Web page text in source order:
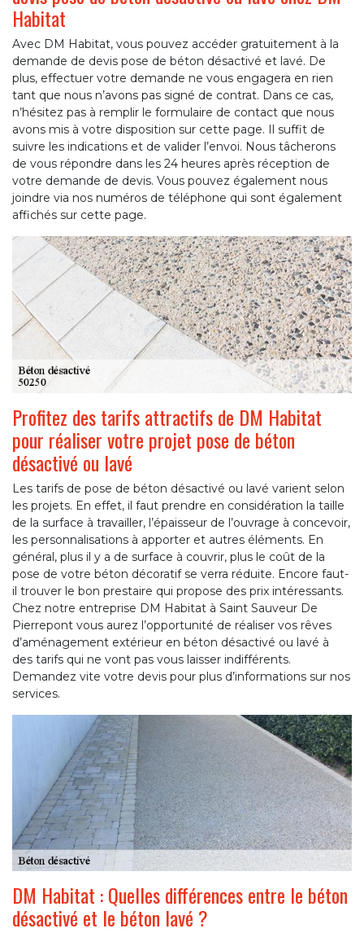
Habitat
Avec DM Habitat, vous pouvez accéder gratuitement à la
demande de devis pose de béton désactivé et lavé. De
plus, effectuer votre demande ne vous engagera en rien
tant que nous n’avons pas signé de contrat. Dans ce cas,
n’hésitez pas à remplir le formulaire de contact que nous
avons mis à votre disposition sur cette page. Il suffit de
suivre les indications et de valider l’envoi. Nous tâcherons
de vous répondre dans les 24 heures après réception de
votre demande de devis. Vous pouvez également nous
joindre via nos numéros de téléphone qui sont également
affichés sur cette page.
Profitez des tarifs attractifs de DM Habitat
pour réaliser votre projet pose de béton
désactivé ou lavé
Les tarifs de pose de béton désactivé ou lavé varient selon
les projets. En effet, il faut prendre en considération la taille
de la surface à travailler, l’épaisseur de l’ouvrage à concevoir,
les personnalisations à apporter et autres éléments. En
général, plus il y a de surface à couvrir, plus le coût de la
pose de votre béton décoratif se verra réduite. Encore faut-
il trouver le bon prestaire qui propose des prix intéressants.
Chez notre entreprise DM Habitat à Saint Sauveur De
Pierrepont vous aurez l’opportunité de réaliser vos rêves
d’aménagement extérieur en béton désactivé ou lavé à
des tarifs qui ne vont pas vous laisser indifférents.
Demandez vite votre devis pour plus d’informations sur nos
services.
DM Habitat : Quelles différences entre le béton
désactivé et le béton lavé ?